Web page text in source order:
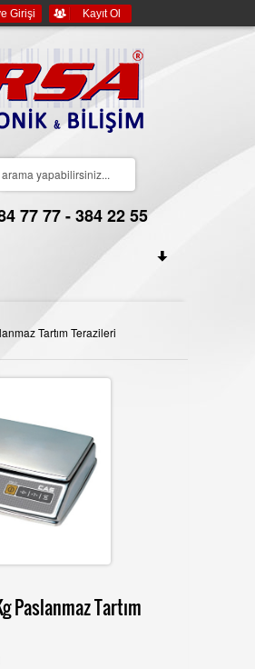
Girişi Kayıt Ol
77 77 - 384 22 55
Tartım Terazileri
Paslanmaz Tartım